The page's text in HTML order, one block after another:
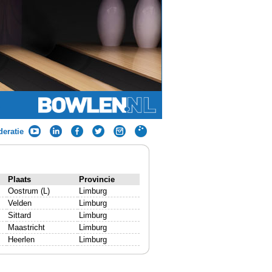
Plaats
Provincie
Oostrum (L)
Limburg
Velden
Limburg
Sittard
Limburg
Maastricht
Limburg
Heerlen Limburg